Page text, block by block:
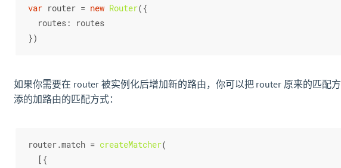
var router = new Router({
routes : routes
})
如果你需要在 router 被实例化后增加新的路由，你可以把 router 原来的匹配
添的加路由的匹配方式：
router.match = createMatcher(
  [{